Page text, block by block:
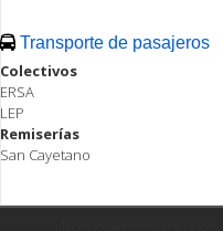
Transporte de pasajeros
Colectivos
ERSA
LEP
Remiserías
San Cayetano